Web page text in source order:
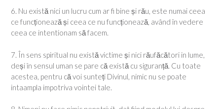
6. Nu există nici un lucru cum ar fi bine și rău, este numai ceea
ce funcționează și ceea ce nu funcționează, având în vedere
ceea ce intentionam să facem.
7. În sens spiritual nu există victime și nici răufăcători in lume,
deși în sensul uman se pare că există cu siguranță. Cu toate
acestea, pentru că voi sunteți Divinul, nimic nu se poate
intaampla impotriva vointei tale.